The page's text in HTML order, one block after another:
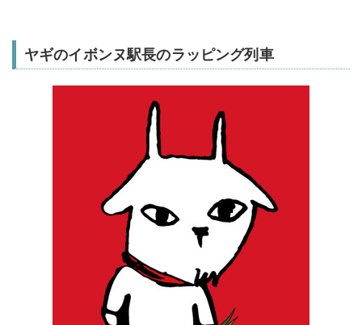
ヤギのイボンヌ駅長のラッピング列車